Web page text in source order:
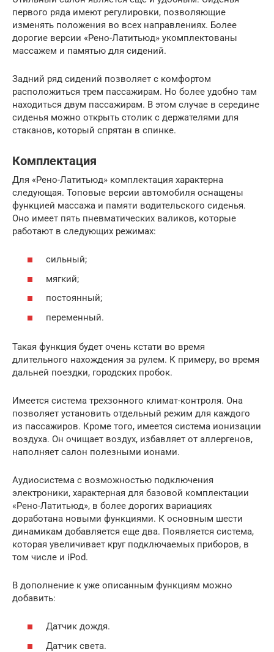
первого ряда имеют регулировки, позволяющие
изменять положения во всех направлениях. Более
дорогие версии «Рено-Латитьюд» укомплектованы
массажем и памятью для сидений.
Задний ряд сидений позволяет с комфортом
расположиться трем пассажирам. Но более удобно там
находиться двум пассажирам. В этом случае в середине
сиденья можно открыть столик с держателями для
стаканов, который спрятан в спинке.
Комплектация
Для «Рено-Латитьюд» комплектация характерна
следующая. Топовые версии автомобиля оснащены
функцией массажа и памяти водительского сиденья.
Оно имеет пять пневматических валиков, которые
работают в следующих режимах:
сильный;
мягкий;
постоянный;
переменный.
Такая функция будет очень кстати во время
длительного нахождения за рулем. К примеру, во время
дальней поездки, городских пробок.
Имеется система трехзонного климат-контроля. Она
позволяет установить отдельный режим для каждого
из пассажиров. Кроме того, имеется система ионизации
воздуха. Он очищает воздух, избавляет от аллергенов,
наполняет салон полезными ионами.
Аудиосистема с возможностью подключения
электроники, характерная для базовой комплектации
«Рено-Латитьюд», в более дорогих вариациях
доработана новыми функциями. К основным шести
динамикам добавляется еще два. Появляется система,
которая увеличивает круг подключаемых приборов, в
том числе и iPod.
В дополнение к уже описанным функциям можно
добавить:
Датчик дождя.
Датчик света.